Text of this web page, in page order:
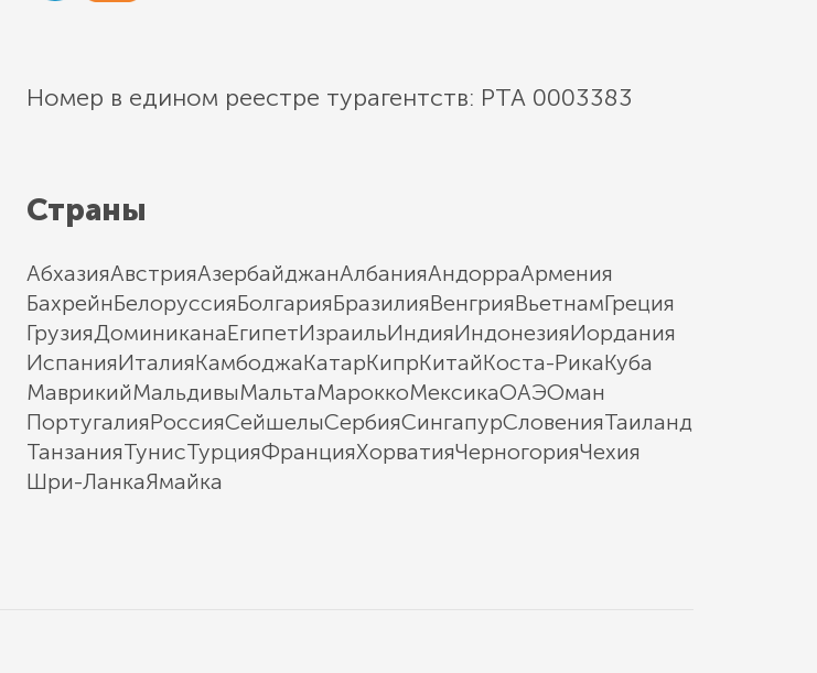
Номер в едином реестре турагентств: РТА 0003383
Страны
АбхазияАвстрияАзербайджанАлбанияАндорраАрмения
БахрейнБелоруссияБолгарияБразилияВенгрияВьетнамГреция
ГрузияДоминиканаЕгипетИзраильИндияИндонезияИордания
ИспанияИталияКамбоджаКатарКипрКитайКоста-РикаКуба
МаврикийМальдивыМальтаМароккоМексикаОАЭОман
ПортугалияРоссияСейшелыСербияСингапурСловенияТаиланд
ТанзанияТунисТурцияФранцияХорватияЧерногорияЧехия
Шри-ЛанкаЯмайка